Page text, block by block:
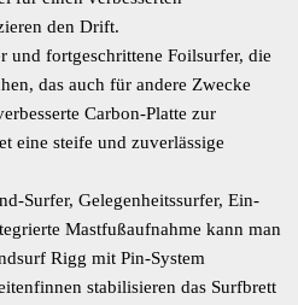
den Drift.
und fortgeschrittene Foilsurfer, die
das auch für andere Zwecke
Carbon-Platte zur
eine steife und zuverlässige
Surfer, Gelegenheitssurfer, Ein-
Mastfußaufnahme kann man
Rigg mit Pin-System
stabilisieren das Surfbrett